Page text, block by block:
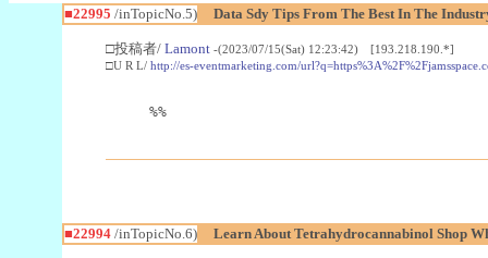
■22995 /inTopicNo.5) Data Sdy Tips From The Best In The
□投稿者/ Lamont -(2023/07/15(Sat) 12:23:42) [193.218.190.*]
□U R L/ http://es-eventmarketing.com/
%%
■22994/inTopicNo.6) Learn About Tetrahydrocannabinol Shop